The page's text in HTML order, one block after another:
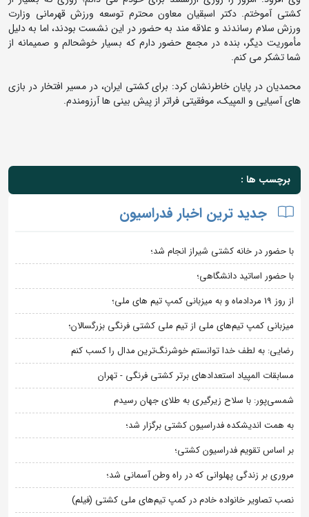
کشتی آموختم. دکتر اسبقیان معاون محترم توسعه ورزش قهرمانی وزارت
ورزش سلام رساندند و علاقه مند به حضور در این نشست بودند، اما به دلیل
مأموریت دیگر، بنده در مجمع حضور دارم که بسیار خوشحالم و صمیمانه از
شما تشکر می کنم.
محمدیان در پایان خاطرنشان کرد: برای کشتی ایران، در مسیر افتخار در بازی
های آسیایی و المپیک، موفقیتی فراتر از پیش بینی ها آرزومندم.
برچسب ها :
جدید ترین اخبار فدراسیون
با حضور در خانه کشتی شیراز انجام شد؛
با حضور اساتید دانشگاهی؛
از روز 19 مردادماه و به میزبانی کمپ تیم های ملی؛
میزبانی کمپ تیم‌های ملی از تیم ملی کشتی فرنگی بزرگسالان؛
رضایی: به لطف خدا توانستم خوشرنگ‌ترین مدال را کسب کنم
مسابقات المپیاد استعدادهای برتر کشتی فرنگی - تهران
شمسی‌پور: با سلاح زیرگیری به طلای جهان رسیدم
به همت اندیشکده فدراسیون کشتی برگزار شد؛
بر اساس تقویم فدراسیون کشتی؛
مروری بر زندگی پهلوانی که در راه وطن آسمانی شد؛
نصب تصاویر خانواده خادم در کمپ تیم‌های ملی کشتی (فیلم)